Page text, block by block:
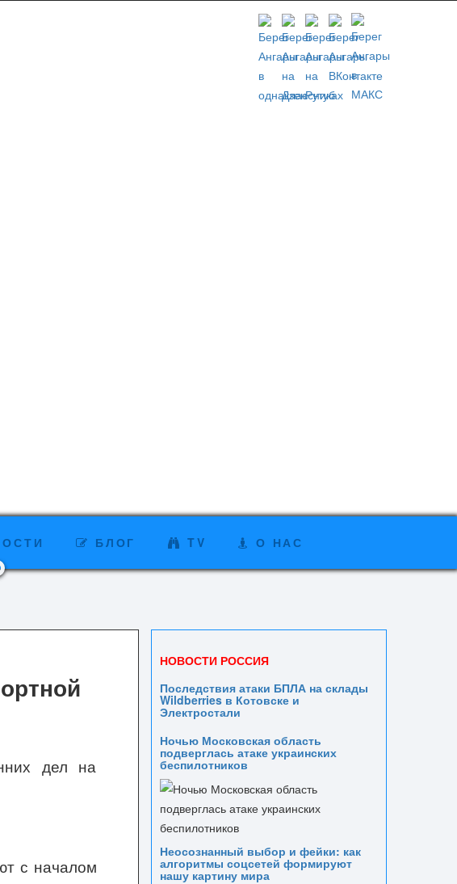
БЛОГ TV О НАС
дел на
с началом
НОВОСТИ РОССИЯ
Последствия атаки БПЛА на склады
Wildberries в Котовске и
Электростали
Ночью Московская область
подверглась атаке украинских
беспилотников
Неосознанный выбор и фейки: как
алгоритмы соцсетей формируют
нашу картину мира